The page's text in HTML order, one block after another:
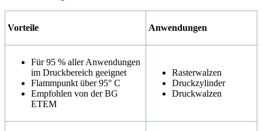
Vorteile Anwendungen
Für 95 % aller Anwendungen
im Druckbereich geeignet
Flammpunkt über 95° C
Empfohlen von der BG
ETEM
Rasterwalzen
Druckzylinder
Druckwalzen